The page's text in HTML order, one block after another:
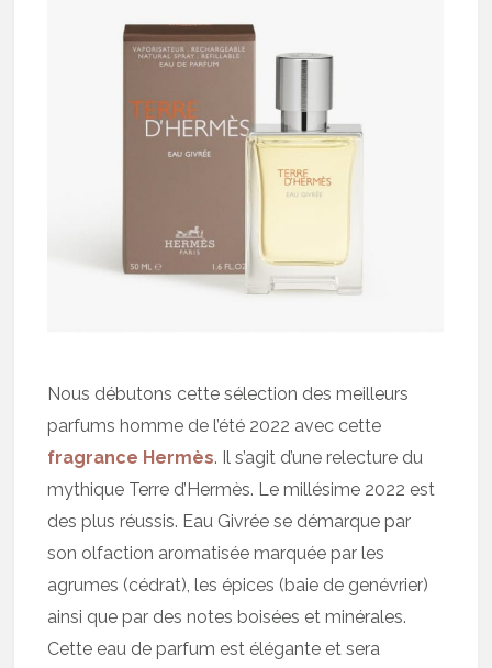
Nous débutons cette sélection des meilleurs
parfums homme de l’été 2022 avec cette
fragrance Hermès. Il s’agit d’une relecture du
mythique Terre d’Hermès. Le millésime 2022 est
des plus réussis. Eau Givrée se démarque par
son olfaction aromatisée marquée par les
agrumes (cédrat), les épices (baie de genévrier)
ainsi que par des notes boisées et minérales.
Cette eau de parfum est élégante et sera